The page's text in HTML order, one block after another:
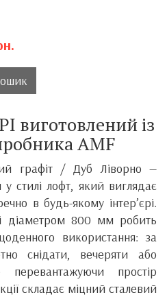
виготовлений із
AMF
графіт / Дуб Ліворно —
у стилі лофт, який виглядає
в будь-якому інтер’єрі.
діаметром 800 мм робить
використання: за
снідати, вечеряти або
простір
складає міцний сталевий